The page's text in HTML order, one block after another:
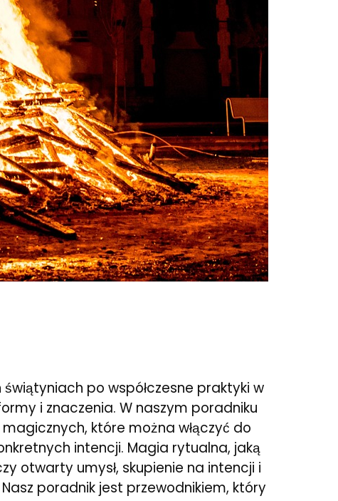
po współczesne praktyki w
i znaczenia. W naszym poradniku
które można włączyć do
intencji. Magia rytualna, jaką
otwarty umysł, skupienie na intencji i
poradnik jest przewodnikiem, który